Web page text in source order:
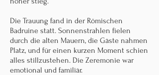
Die Trauung fand in der Römischen
Badruine statt. Sonnenstrahlen fielen
durch die alten Mauern, die Gäste nahmen
Platz, und für einen kurzen Moment schien
alles stillzustehen. Die Zeremonie war
emotional und familiär.